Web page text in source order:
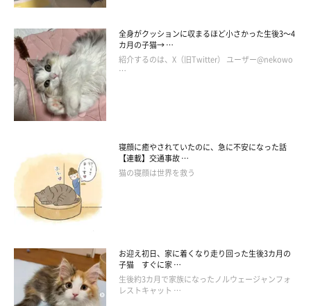
こちらはソファに食い込むようにＺＺＺＺＺ……。
安定感があるのかないのか、よくわからないけど脱力！
動物行動学では「熟睡は安心できている証」らしいです。
だとしたらＯＫですね！
全身がクッションに収まるほど小さかった生後3～4
カ月の子猫→ …
紹介するのは、X（旧Twitter） ユーザー@nekowo
…
寝顔に癒やされていたのに、急に不安になった話
【連載】交通事故 …
猫の寝顔は世界を救う
お迎え初日、家に着くなり走り回った生後3カ月の
子猫 すぐに家 …
生後約3カ月で家族になったノルウェージャンフォ
レストキャット …